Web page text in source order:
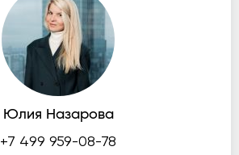
Юлия Назарова
+7 499 959-08-78